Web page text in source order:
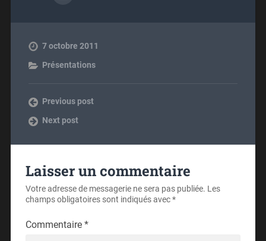
7 octobre 2011
Présentations
Previous post
Next post
Laisser un commentaire
Votre adresse de messagerie ne sera pas publiée. Les
champs obligatoires sont indiqués avec*
Commentaire *